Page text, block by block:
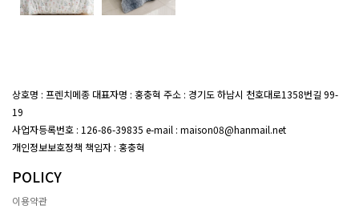
상호명 : 프렌치메종 대표자명 : 홍충혁 주소 : 경기도 하남시 천호대로1358번길 99-
19
사업자등록번호 : 126-86-39835 e-mail : maison08@hanmail.net
개인정보보호정책 책임자 : 홍충혁
POLICY
이용약관